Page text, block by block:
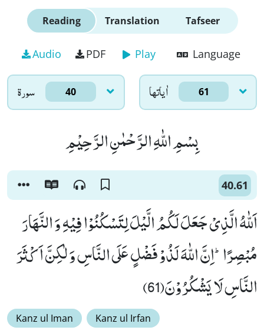
Reading Translation Tafseer
Audio PDF Play Language
سورۃ 40 اٰياتها 61
بِسْمِ اللّٰهِ الرَّحْمٰنِ الرَّحِیْمِ
40.61
اَللّٰهُ الَّذِیْ جَعَلَ لَكُمُ الَّیْلَ لِتَسْكُنُوْا فِیْهِ وَ النَّهَارَ
مُبْصِرًاؕ-اِنَّ اللّٰهَ لَذُوْ فَضْلٍ عَلَى النَّاسِ وَ لٰكِنَّ اَكْثَرَ
النَّاسِ لَا یَشْكُرُوْنَ(61)
Kanz ul Iman Kanz ul Irfan